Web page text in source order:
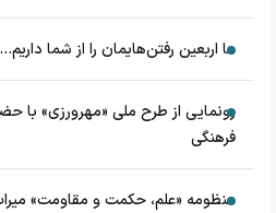
ما اربعین رفتن‌هایمان را از شما داریم...
رونمایی از طرح ملی «مهرورزی» با
فرهنگی
منظومه «علم، حکمت و مقاومت»